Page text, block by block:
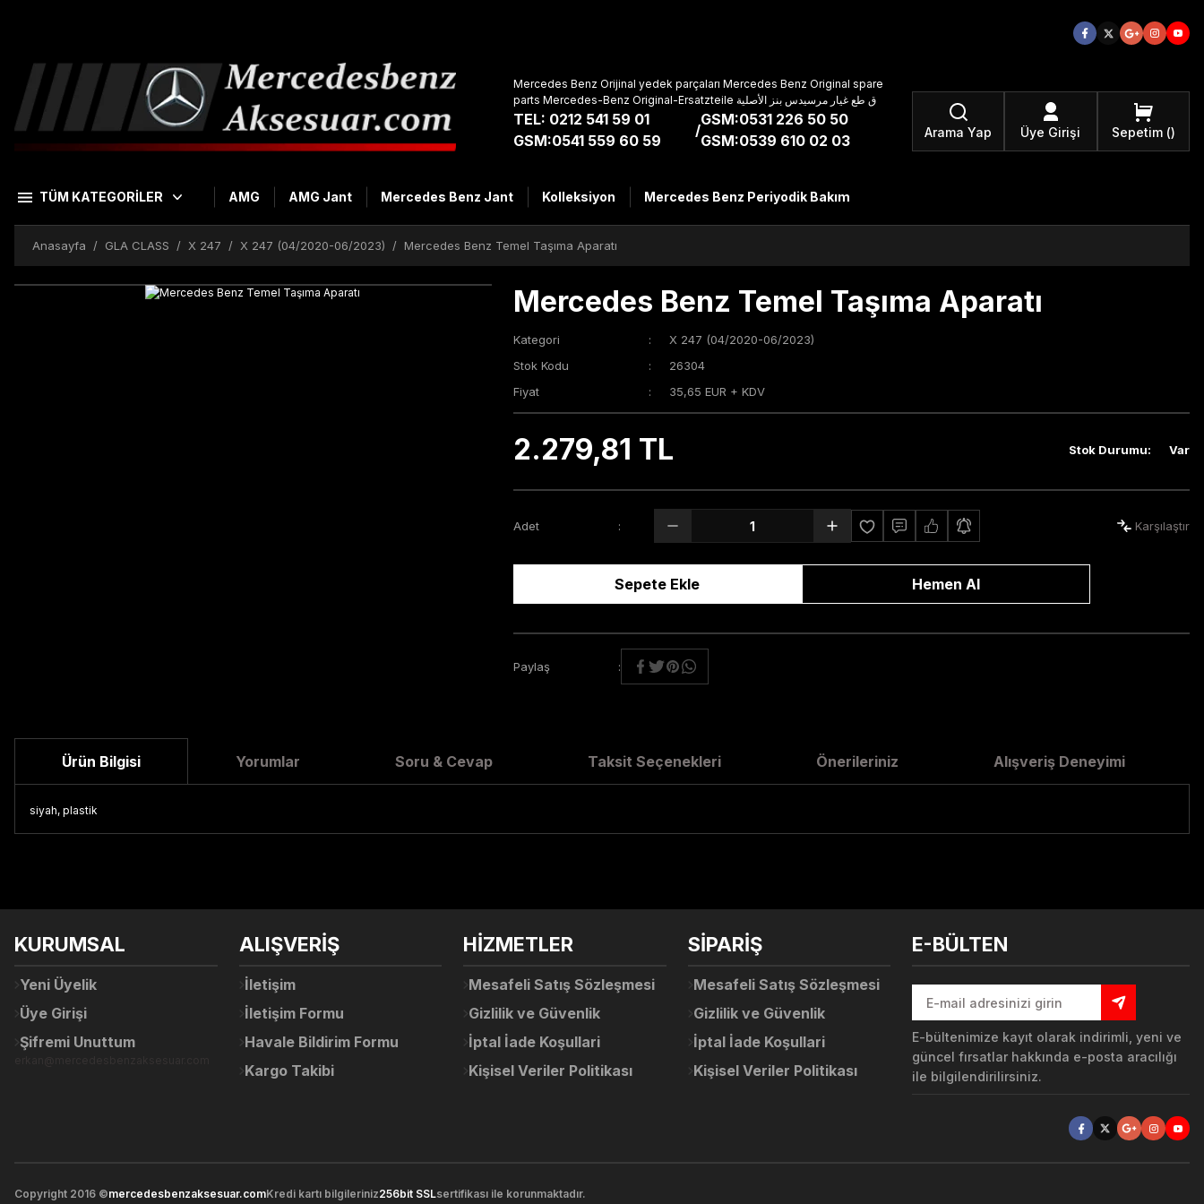
Mercedes Benz Orijinal yedek parçaları Mercedes Benz Original spare
parts Mercedes-Benz Original-Ersatzteile ق طع غيار مرسيدس بنز الأصلية
TEL: 0212 541 59 01
GSM:0541 559 60 59
/
GSM:0531 226 50 50
GSM:0539 610 02 03
Arama Yap Üye Girişi Sepetim
TÜM KATEGORİLER AMG AMG Jant Mercedes Benz Jant Kolleksiyon Mercedes Benz Periyodik Bakım
Anasayfa GLA CLASS X 247 X 247 (04/2020-06/2023) Mercedes Benz Temel Taşıma Aparatı
Mercedes Benz Temel Taşıma Aparatı
Kategori
X 247 (04/2020-06/2023)
Stok Kodu
26304
Fiyat
35,65 EUR + KDV
2.279,81 TL Stok Durumu: Var
Adet Karşılaştır
Sepete Ekle Hemen Al
Paylaş
Ürün Bilgisi Yorumlar Soru & Cevap Taksit Seçenekleri Önerileriniz Alışveriş Deneyimi
siyah, plastik
Yorum Yaz
Ürün açıklamasında eksik bilgiler bulunuyor.
Bu ürüne benzer farklı alternatifler olmalı.
Deneyimini Paylaş
KURUMSAL
Yeni Üyelik
Üye Girişi
Şifremi Unuttum
ALIŞVERİŞ
İletişim
İletişim Formu
Havale Bildirim Formu
Kargo Takibi
HİZMETLER
Mesafeli Satış Sözleşmesi
Gizlilik ve Güvenlik
İptal İade Koşullari
Kişisel Veriler Politikası
SİPARİŞ
Mesafeli Satış Sözleşmesi
Gizlilik ve Güvenlik
İptal İade Koşullari
Kişisel Veriler Politikası
E-BÜLTEN
E-bültenimize kayıt olarak indirimli, yeni ve
güncel fırsatlar hakkında e-posta aracılığı
ile bilgilendirilirsiniz.
Copyright 2016 ©mercedesbenzaksesuar.comKredi kartı bilgileriniz256bit SSLsertifikası ile korunmaktadır.